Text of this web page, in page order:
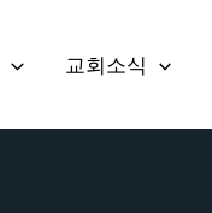
교회소식